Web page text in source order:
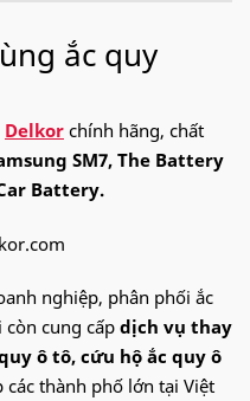
ắc quy
Delkor chính hãng, chất
SM7, The Battery
Battery.
nghiệp, phân phối ắc
còn cung cấp dịch vụ thay
ô tô, cứu hộ ắc quy ô
thành phố lớn tại Việt